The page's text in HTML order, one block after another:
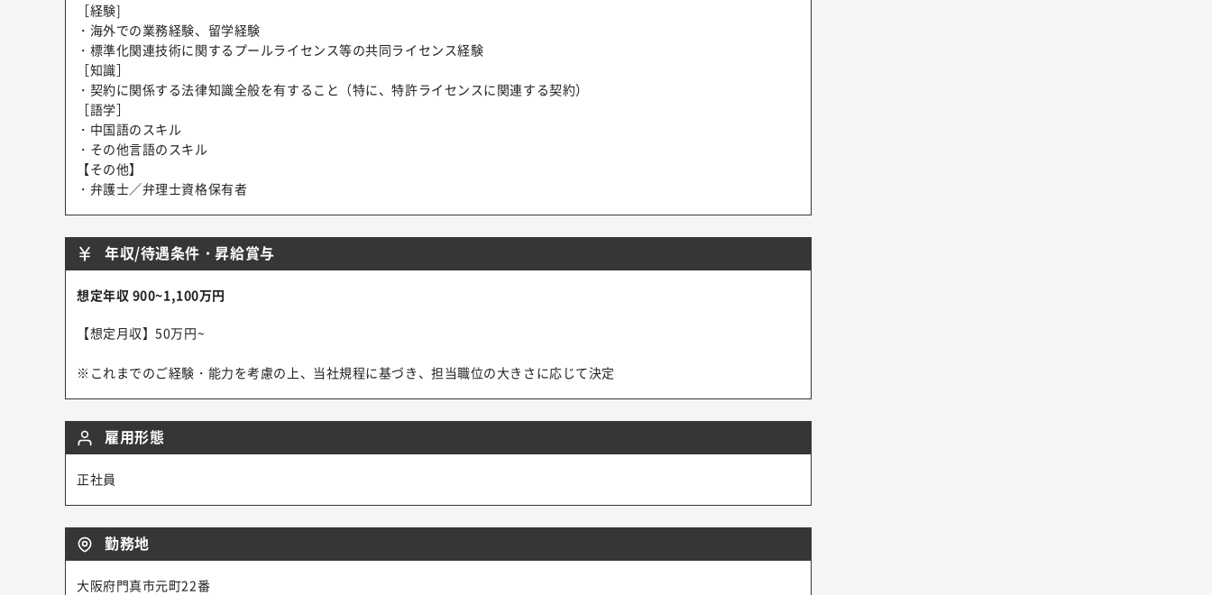
［経験]
・海外での業務経験、留学経験
・標準化関連技術に関するプールライセンス等の共同ライセンス経験
［知識］
・契約に関係する法律知識全般を有すること（特に、特許ライセンスに関連する契約）
［語学］
・中国語のスキル
・その他言語のスキル
【その他】
・弁護士／弁理士資格保有者
年収/待遇条件・昇給賞与
想定年収 900~1,100万円
【想定月収】50万円~
※これまでのご経験・能力を考慮の上、当社規程に基づき、担当職位の大きさに応じて決定
雇用形態
正社員
勤務地
大阪府門真市元町22番